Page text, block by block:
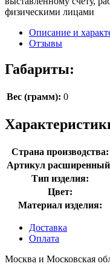
физическими лицами
Описание и
Отзывы
Габариты:
Вес (грамм): 0
Страна производства:
Артикул
Тип изделия:
Цвет:
Материал изделия:
Доставка
Оплата
Москва и Московская